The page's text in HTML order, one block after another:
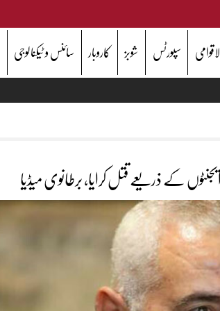
سپورٹس شوبز کاروبار سائنس و ٹیکنالوجی
کے ذریعے قتل کرایا، برطانوی میڈیا